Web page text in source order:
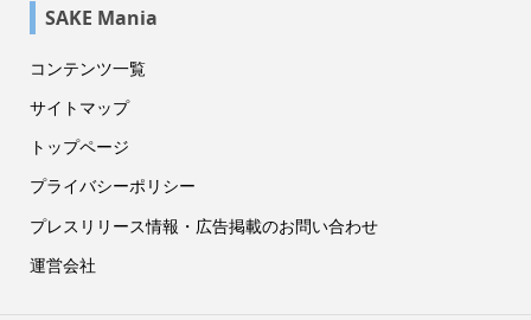
SAKE Mania
コンテンツ一覧
サイトマップ
トップページ
プライバシーポリシー
プレスリリース情報・広告掲載のお問い合わせ
運営会社